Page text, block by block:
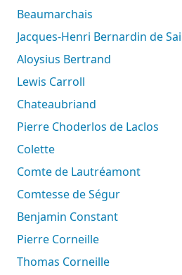
Beaumarchais
Jacques-Henri Bernardin de
Aloysius Bertrand
Lewis Carroll
Chateaubriand
Pierre Choderlos de Laclos
Colette
Comte de Lautréamont
Comtesse de Ségur
Benjamin Constant
Pierre Corneille
Thomas Corneille